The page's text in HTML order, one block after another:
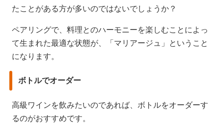
たことがある方が多いのではないでしょうか？
ペアリングで、料理とのハーモニーを楽しむことによっ
て生まれた最適な状態が、「マリアージュ」ということ
になります。
ボトルでオーダー
高級ワインを飲みたいのであれば、ボトルをオーダーす
るのがおすすめです。